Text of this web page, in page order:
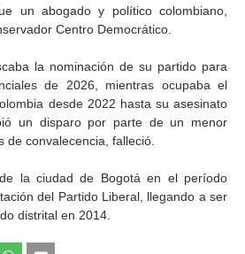
un abogado y político colombiano,
Centro Democrático.
la nominación de su partido para
de 2026, mientras ocupaba el
desde 2022 hasta su asesinato
un disparo por parte de un menor
de convalecencia, falleció.
la ciudad de Bogotá en el período
del Partido Liberal, llegando a ser
distrital en 2014.